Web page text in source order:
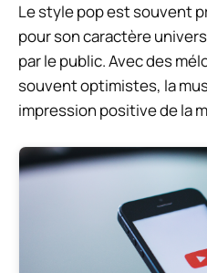
Le style pop est souvent
pour son caractère
par le public. Avec des
souvent optimistes, la
impression positive de la